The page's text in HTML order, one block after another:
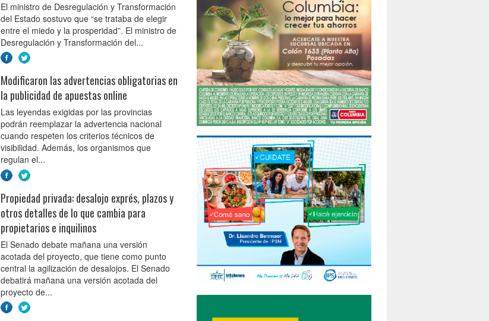
El ministro de Desregulación y Transformación
del Estado sostuvo que “se trataba de elegir
entre el miedo y la prosperidad”. El ministro de
Desregulación y Transformación del...
Modificaron las advertencias obligatorias en
la publicidad de apuestas online
Las leyendas exigidas por las provincias
podrán reemplazar la advertencia nacional
cuando respeten los criterios técnicos de
visibilidad. Además, los organismos que
regulan el...
Propiedad privada: desalojo exprés, plazos y
otros detalles de lo que cambia para
propietarios e inquilinos
El Senado debate mañana una versión
acotada del proyecto, que tiene como punto
central la agilización de desalojos. El Senado
debatirá mañana una versión acotada del
proyecto de...